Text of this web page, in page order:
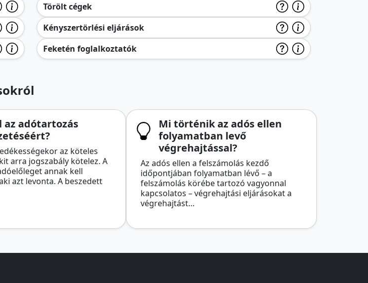
Törölt cégek
Kényszertörlési eljárások
Feketén foglalkoztatók
az adótartozás
az köteles
arra jogszabály kötelez. A
annak kell
azt levonta. A beszedett
Mi történik az adós ellen
folyamatban levő
végrehajtással?
Az adós ellen a felszámolás kezdő
időpontjában folyamatban lévő – a
felszámolás körébe tartozó vagyonnal
kapcsolatos – végrehajtási eljárásokat a
végrehajtást…